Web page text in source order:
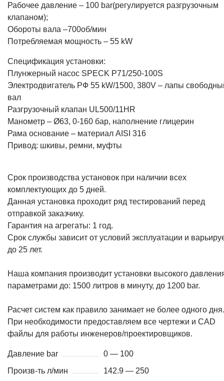
Рабочее давление – 100 bar(регулируется разгрузочным
клапаном);
Обороты вала –700об/мин
Потребляемая мощность – 55 kW
Спецификация установки:
Плунжерный насос SPECK P71/250-100S
Электродвигатель РФ 55 kW/1500, 380V – лапы
вал
Разгрузочный клапан UL500/11HR
Манометр – Ø63, 0-160 бар, наполнение глицерин
Рама основание – материал AISI 316
Привод: шкивы, ремни, муфты
Срок производства установок при наличии всех
комплектующих до 5 дней.
Данная установка проходит ряд тестирований перед
отправкой заказчику.
Гарантия на агрегаты: 1 год.
Срок службы зависит от условий эксплуатации и
до 25 лет.
Наша компания производит установки высокого
параметрами до: 1500 литров в минуту, до 1200 bar.
Расчет систем как правило занимает не более одного дня.
При необходимости предоставляем все чертежи и CAD
файлы для работы инженеров/проектировщиков.
Давление bar
0 — 100
Произв-ть л/мин
142.9 — 250